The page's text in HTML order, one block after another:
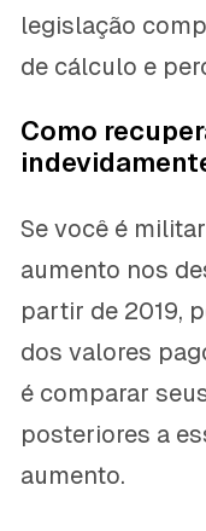
legislação
de cálculo e
Como
Se você é
aumento nos
partir de 2019,
dos valores
é comparar
posteriores a
aumento.